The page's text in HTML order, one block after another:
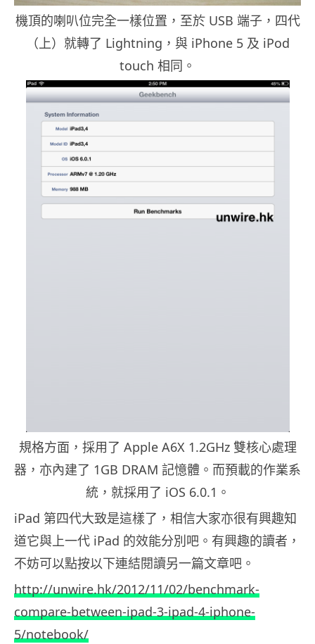
機頂的喇叭位完全一樣位置，至於 USB 端子，四代
（上）就轉了 Lightning，與 iPhone 5 及 iPod
touch 相同。
規格方面，採用了 Apple A6X 1.2GHz 雙核心處理
器，亦內建了 1GB DRAM 記憶體。而預載的作業系
統，就採用了 iOS 6.0.1。
iPad 第四代大致是這樣了，相信大家亦很有興趣知
道它與上一代 iPad 的效能分別吧。有興趣的讀者，
不妨可以點按以下連結閱讀另一篇文章吧。
http://unwire.hk/2012/11/02/benchmark-
compare-between-ipad-3-ipad-4-iphone-
5/notebook/